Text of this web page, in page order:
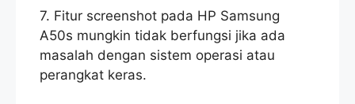
7. Fitur screenshot pada HP Samsung
A50s mungkin tidak berfungsi jika ada
masalah dengan sistem operasi atau
perangkat keras.